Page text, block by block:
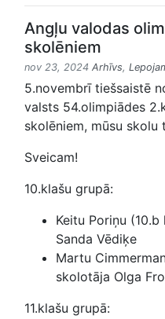
Angļu valodas
skolēniem
nov 23, 2024 Arhīvs,
5.novembrī tiešsaistē
valsts 54.olimpiādes
skolēniem, mūsu skolu
Sveicam!
10.klašu grupā:
Keitu Poriņu
Sanda Vēdiķe
Martu
skolotāja Olga
11.klašu grupā: